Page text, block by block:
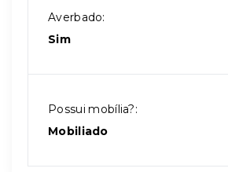
Averbado:
Sim
Possui mobília?:
Mobiliado